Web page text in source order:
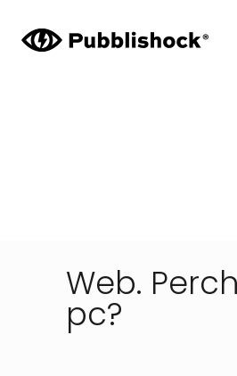
Web.
pc?